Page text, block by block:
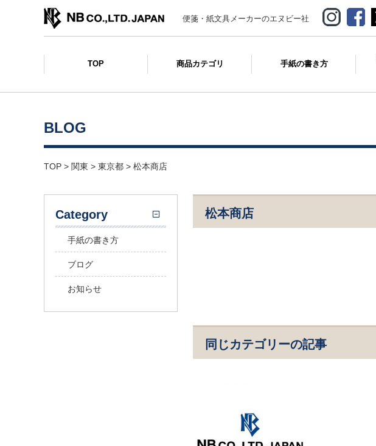
便箋・紙文具メーカーのエヌビー社
TOP 商品カテゴリ 手紙の書き方
BLOG
TOP > 関東 > 東京都 > 松本商店
松本商店
同じカテゴリーの記事
Category
手紙の書き方
ブログ
お知らせ